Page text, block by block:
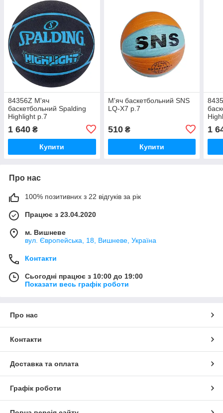
84356Z М'яч
баскетбольний Spalding
Highlight р.7
1 640 ₴
Купити
М'яч баскетбольний SNS
LQ-X7 р.7
510₴
Купити
1
Про нас
100% позитивних з 22 відгуків за рік
Працює з 23.04.2020
м. Вишневе
вул. Європейська, 18, Вишневе, Україна
Контакти
Сьогодні працює з 10:00 до 19:00
Показати весь графік роботи
Про нас
Контакти
Доставка та оплата
Графік роботи